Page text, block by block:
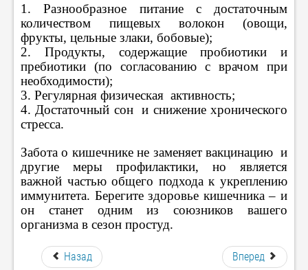
1. Разнообразное питание с достаточным
количеством пищевых волокон (овощи,
фрукты, цельные злаки, бобовые);
2. Продукты, содержащие пробиотики и
пребиотики (по согласованию с врачом при
необходимости);
3. Регулярная физическая активность;
4. Достаточный сон и снижение хронического
стресса.
Забота о кишечнике не заменяет вакцинацию и
другие меры профилактики, но является
важной частью общего подхода к укреплению
иммунитета. Берегите здоровье кишечника – и
он станет одним из союзников вашего
организма в сезон простуд.
Назад Вперед